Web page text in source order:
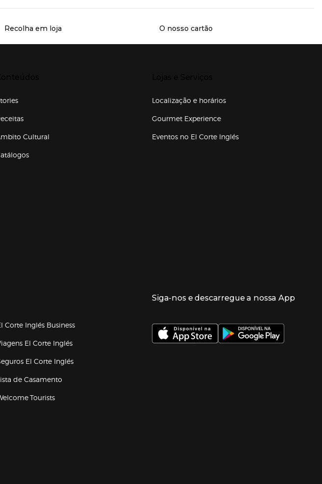
destacados
Recolha em loja O nosso cartão
Cultural
Localização e horários
Gourmet Experience
Eventos no El Corte Inglés
Corte Inglés Business
El Corte Inglés(abre en nueva ventana)
El Corte Inglés(abre en nueva ventana)
de Casamento
Tourists
Siga-nos e descarregue a nossa App